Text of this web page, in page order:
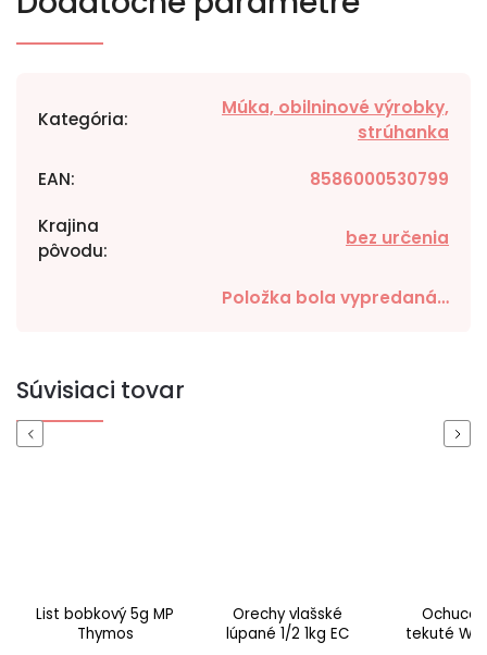
Kategória:
Múka, obilninové výrobky,
strúhanka
EAN: 8586000530799
Krajina
pôvodu:
bez určenia
Položka bola vypredaná…
Súvisiaci tovar
Previous
List bobkový 5g MP
Thymos
Orechy vlašské
lúpané 1/2 1kg EC
tekuté
Next